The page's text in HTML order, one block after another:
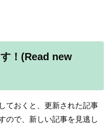
！(Read new
ておくと、更新された記事
ので、新しい記事を見逃し